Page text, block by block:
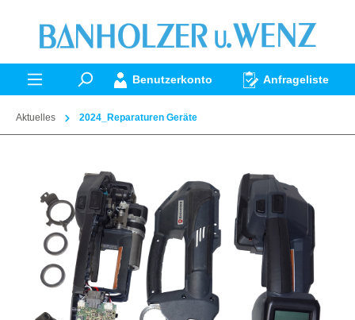
springen
Benutzerkonto Anfrageliste
Aktuelles 2024_Reparaturen Geräte